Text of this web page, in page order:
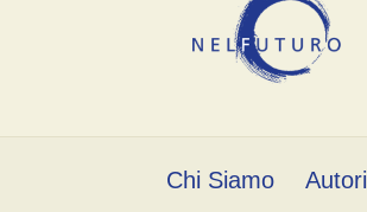
Chi Siamo Autori